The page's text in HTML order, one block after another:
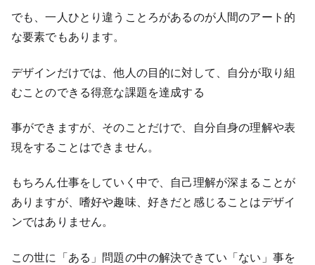
でも、一人ひとり違うことろがあるのが人間のアート的
な要素でもあります。
デザインだけでは、他人の目的に対して、自分が取り組
むことのできる得意な課題を達成する
事ができますが、そのことだけで、自分自身の理解や表
現をすることはできません。
もちろん仕事をしていく中で、自己理解が深まることが
ありますが、嗜好や趣味、好きだと感じることはデザイ
ンではありません。
この世に「ある」問題の中の解決できてい「ない」事を